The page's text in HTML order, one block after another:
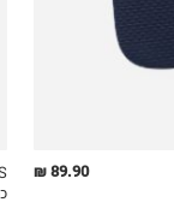
89.90 ₪